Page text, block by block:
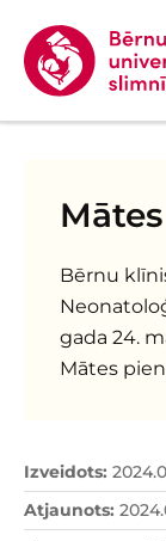
Bērnu
gada 24.
Mātes
Izveidots:
Atjaunots: